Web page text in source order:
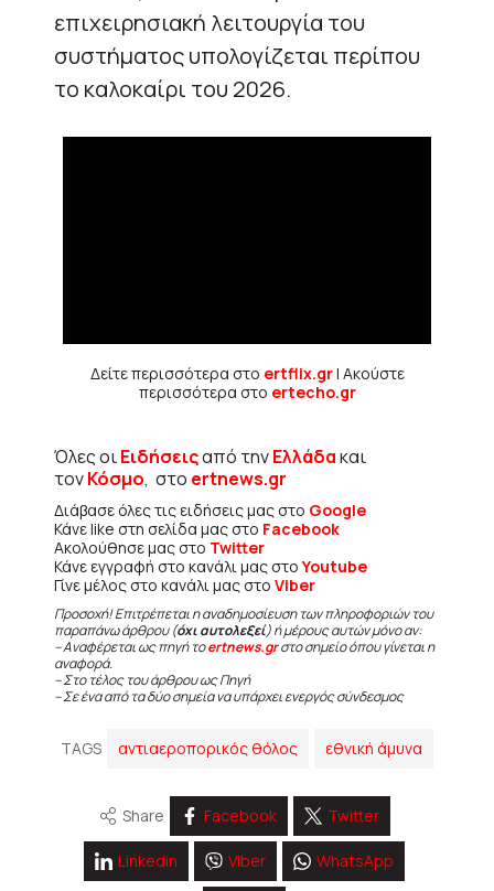
επιχειρησιακή λειτουργία του
συστήματος υπολογίζεται περίπου
το καλοκαίρι του 2026.
Δείτε περισσότερα στο ertflix.gr| Ακούστε
περισσότερα στο ertecho.gr
Όλες οιΕιδήσειςαπό τηνΕλλάδακαι
τονΚόσμο, στο ertnews.gr
Διάβασε όλες τις ειδήσεις μας στο Google
Κάνε like στη σελίδα μας στο Facebook
Ακολούθησε μας στο Twitter
Κάνε εγγραφή στο κανάλι μας στοYoutube
Γίνε μέλος στο κανάλι μας στο Viber
Προσοχή! Επιτρέπεται η αναδημοσίευση των πληροφοριών του
παραπάνω άρθρου (όχι αυτολεξεί) ή μέρους αυτών μόνο αν:
– Αναφέρεται ως πηγή τοertnews.grστο σημείο όπου γίνεται η
αναφορά.
– Στο τέλος του άρθρου ως Πηγή
– Σε ένα από τα δύο σημεία να υπάρχει ενεργός σύνδεσμος
TAGS αντιαεροπορικός θόλος εθνική άμυνα
Share Facebook Twitter
Linkedin Viber WhatsApp